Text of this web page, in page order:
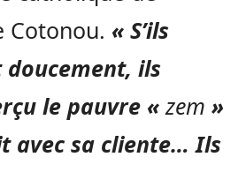
Cotonou. « S’ils
ils
le pauvre «zem »
avec sa cliente… Ils